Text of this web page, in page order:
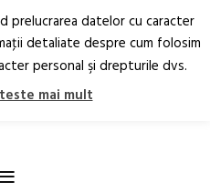
RO EN
prelucrarea datelor cu caracter
detaliate despre cum folosim
personal şi drepturile dvs.
mai mult